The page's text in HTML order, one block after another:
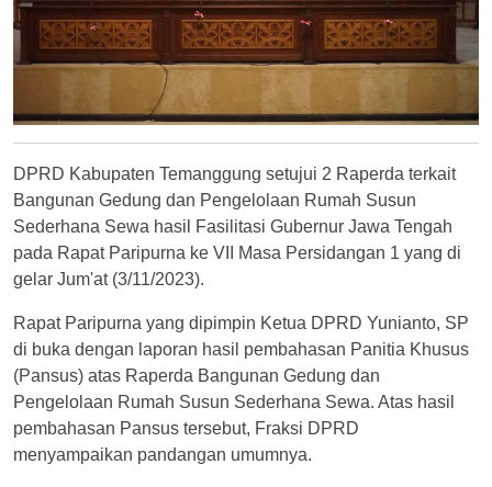
DPRD Kabupaten Temanggung setujui 2 Raperda terkait
Bangunan Gedung dan Pengelolaan Rumah Susun
Sederhana Sewa hasil Fasilitasi Gubernur Jawa Tengah
pada Rapat Paripurna ke VII Masa Persidangan 1 yang di
gelar Jum'at (3/11/2023).
Rapat Paripurna yang dipimpin Ketua DPRD Yunianto, SP
di buka dengan laporan hasil pembahasan Panitia Khusus
(Pansus) atas Raperda Bangunan Gedung dan
Pengelolaan Rumah Susun Sederhana Sewa. Atas hasil
pembahasan Pansus tersebut, Fraksi DPRD
menyampaikan pandangan umumnya.